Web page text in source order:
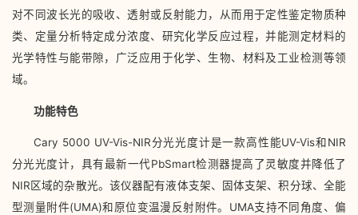
对不同波长光的吸收、透射或反射能力，从而用于定性鉴定物质种
类、定量分析特定成分浓度、研究化学反应过程，并能测定材料的
光学特性与能带隙，广泛应用于化学、生物、材料及工业检测等领
域。
功能特色
Cary 5000 UV-Vis-NIR分光光度计是一款高性能UV-Vis和NIR
分光光度计，具有最新一代PbSmart检测器提高了灵敏度并降低了
NIR区域的杂散光。该仪器配有液体支架、固体支架、积分球、全能
型测量附件(UMA)和原位变温漫反射附件。UMA支持不同角度、偏